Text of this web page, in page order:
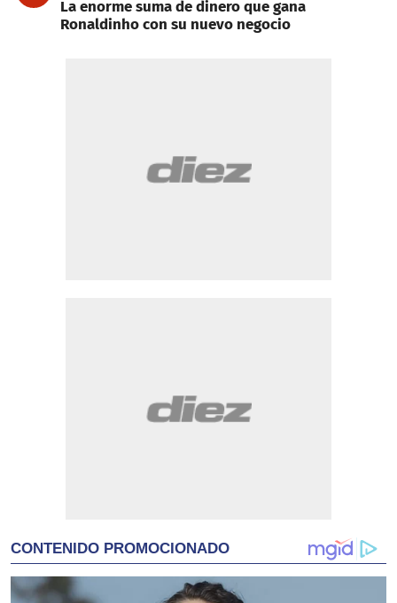
La enorme suma de dinero que gana
Ronaldinho con su nuevo negocio